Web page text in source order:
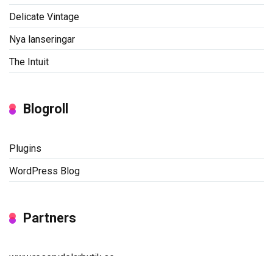
Delicate Vintage
Nya lanseringar
The Intuit
Blogroll
Plugins
WordPress Blog
Partners